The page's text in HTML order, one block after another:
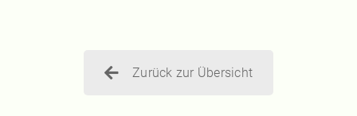
Zurück zur Übersicht